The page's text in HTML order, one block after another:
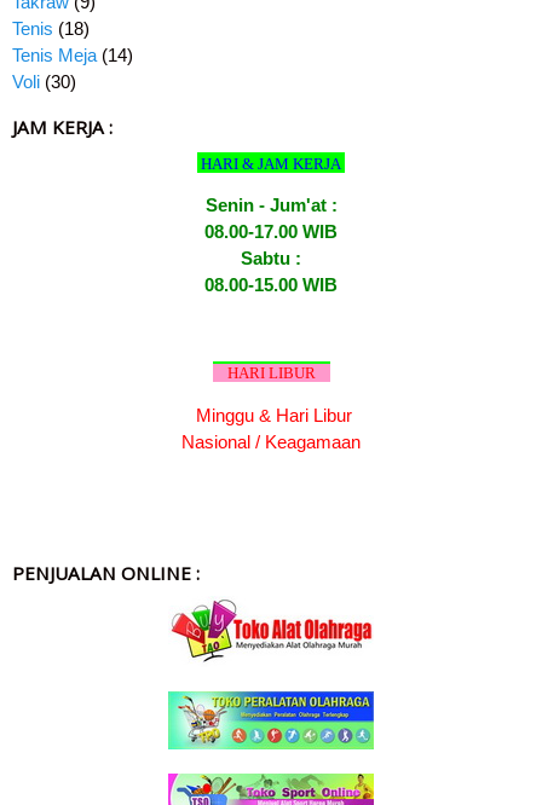
Tenis (18)
Tenis Meja (14)
Voli (30)
JAM KERJA :
HARI & JAM KERJA
Senin - Jum'at :
08.00-17.00 WIB
Sabtu :
08.00-15.00 WIB
HARI LIBUR
Minggu & Hari Libur
Nasional / Keagamaan
PENJUALAN ONLINE :